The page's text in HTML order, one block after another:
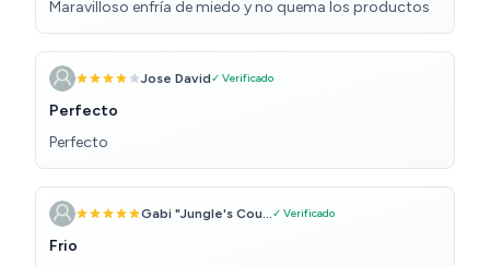
Maravilloso enfría de miedo y no quema los productos
Jose David✓ Verificado
Perfecto
Perfecto
Gabi "Jungle's Cou... ✓ Verificado
Frio